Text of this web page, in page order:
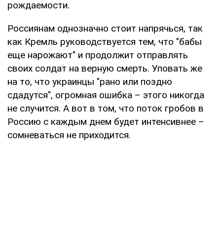
рождаемости.
Россиянам однозначно стоит напрячься, так
как Кремль руководствуется тем, что "бабы
еще нарожают" и продолжит отправлять
своих солдат на верную смерть. Уповать же
на то, что украинцы "рано или поздно
сдадутся", огромная ошибка – этого никогда
не случится. А вот в том, что поток гробов в
Россию с каждым днем будет интенсивнее –
сомневаться не приходится.